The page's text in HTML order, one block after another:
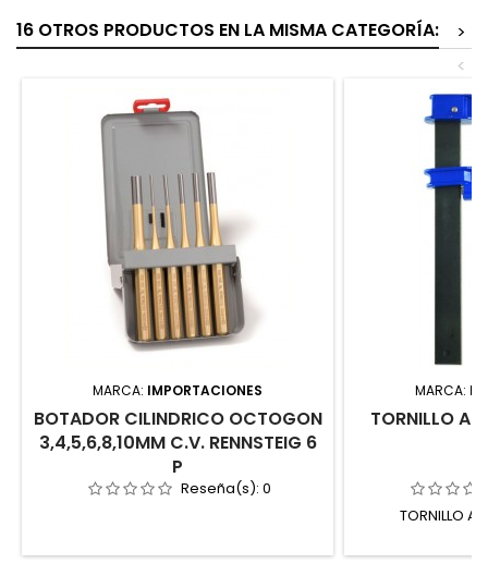
16 OTROS PRODUCTOS EN LA MISMA CATEGORÍA:
>
<
MARCA: IMPORTACIONES
BOTADOR CILINDRICO OCTOGON
3,4,5,6,8,10MM C.V. RENNSTEIG 6
P
Reseña(s): 0
MARCA:
TORNILLO
TORNILLO